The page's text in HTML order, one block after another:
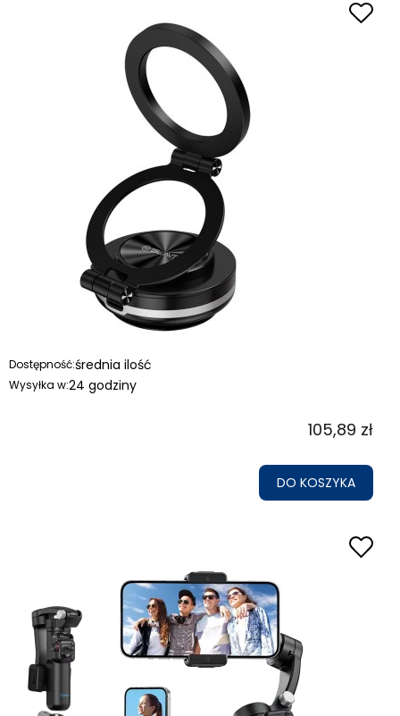
Dostępność:średnia ilość
Wysyłka w:24 godziny
105,89 zł
DO KOSZYKA